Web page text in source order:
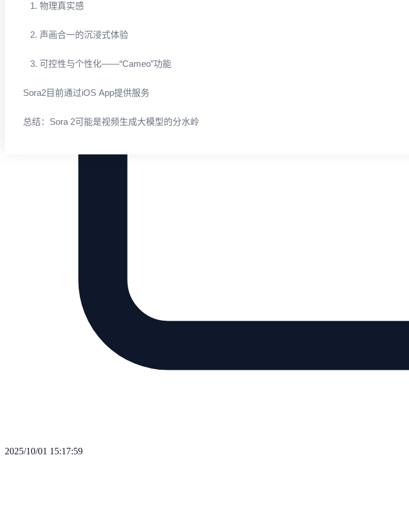
1. 物理真实感
2. 声画合一的沉浸式体验
3. 可控性与个性化——“Cameo”功能
Sora2目前通过iOS App提供服务
总结：Sora 2可能是视频生成大模型的分水岭
2025/10/01 15:17:59